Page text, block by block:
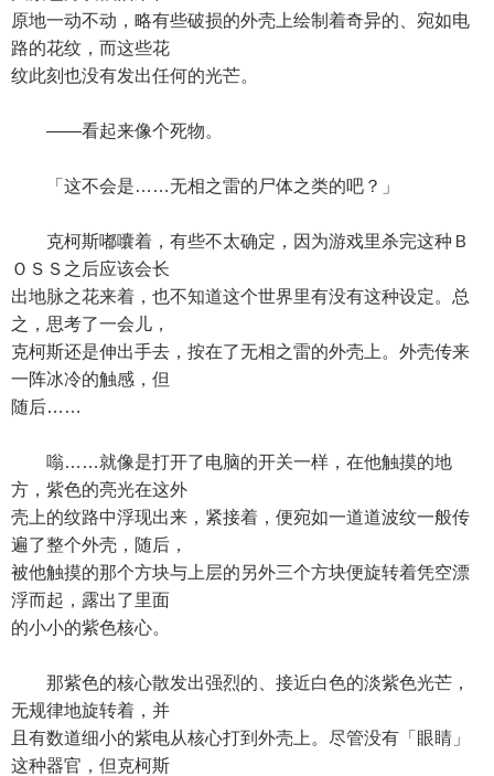
原地一动不动，略有些破损的外壳上绘制着奇异的、宛如电
路的花纹，而这些花
纹此刻也没有发出任何的光芒。
——看起来像个死物。
「这不会是……无相之雷的尸体之类的吧？」
克柯斯嘟囔着，有些不太确定，因为游戏里杀完这种Ｂ
ＯＳＳ之后应该会长
出地脉之花来着，也不知道这个世界里有没有这种设定。总
之，思考了一会儿，
克柯斯还是伸出手去，按在了无相之雷的外壳上。外壳传来
一阵冰冷的触感，但
随后……
嗡……就像是打开了电脑的开关一样，在他触摸的地
方，紫色的亮光在这外
壳上的纹路中浮现出来，紧接着，便宛如一道道波纹一般传
遍了整个外壳，随后，
被他触摸的那个方块与上层的另外三个方块便旋转着凭空漂
浮而起，露出了里面
的小小的紫色核心。
那紫色的核心散发出强烈的、接近白色的淡紫色光芒，
无规律地旋转着，并
且有数道细小的紫电从核心打到外壳上。尽管没有「眼睛」
这种器官，但克柯斯